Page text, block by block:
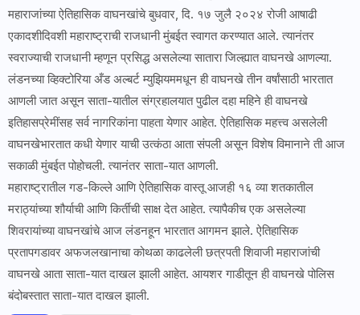
महाराजांच्या ऐतिहासिक वाघनखांचे बुधवार, दि. १७ जुलै २०२४ रोजी आषाढी
एकादशीदिवशी महाराष्ट्राची राजधानी मुंबईत स्वागत करण्यात आले. त्यानंतर
स्वराज्याची राजधानी म्हणून प्रसिद्ध असलेल्या सातारा जिल्ह्यात वाघनखे आणल्या.
लंडनच्या व्हिक्टोरिया अँड अल्बर्ट म्युझियममधून ही वाघनखे तीन वर्षांसाठी भारतात
आणली जात असून साता-यातील संग्रहालयात पुढील दहा महिने ही वाघनखे
इतिहासप्रेमींसह सर्व नागरिकांना पाहता येणार आहेत. ऐतिहासिक महत्त्व असलेली
वाघनखेभारतात कधी येणार याची उत्कंठा आता संपली असून विशेष विमानाने ती आज
सकाळी मुंबईत पोहोचली. त्यानंतर साता-यात आणली.
महाराष्ट्रातील गड-किल्ले आणि ऐतिहासिक वास्तू आजही १६ व्या शतकातील
मराठ्यांच्या शौर्याची आणि किर्तीची साक्ष देत आहेत. त्यापैकीच एक असलेल्या
शिवरायांच्या वाघनखांचे आज लंडनहून भारतात आगमन झाले. ऐतिहासिक
प्रतापगडावर अफजलखानाचा कोथळा काढलेली छत्रपती शिवाजी महाराजांची
वाघनखे आता साता-यात दाखल झाली आहेत. आयशर गाडीतून ही वाघनखे पोलिस
बंदोबस्तात साता-यात दाखल झाली.